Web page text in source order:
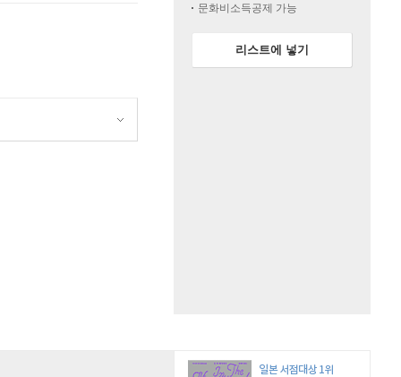
문화비소득공제 가능
리스트에 넣기